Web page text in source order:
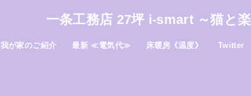
一条工務店 27坪 i-smart ～猫と
我が家のご紹介 最新 ≪電気代≫ 床暖房《温度》 Twitter